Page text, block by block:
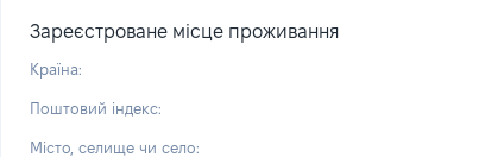
Зареєстроване місце проживання
Країна:
Поштовий індекс:
Місто, селище чи село: